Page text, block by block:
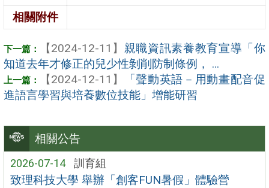
相關公告
2026-07-14 訓育組
致理科技大學 舉辦「創客FUN暑假」體驗營
相關附件
【2024-12-11】 親職資訊素養教育宣導「你
知道去年才修正的兒少性剝削防制條例， ...
【2024-12-11】
「聲動英語－用動畫配音促
進語言學習與培養數位技能」增能研習